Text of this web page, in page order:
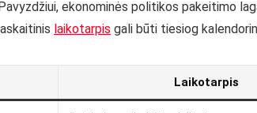
ekonominės politikos pakeitimo
laikotarpis gali būti tiesiog
Laikotarpis